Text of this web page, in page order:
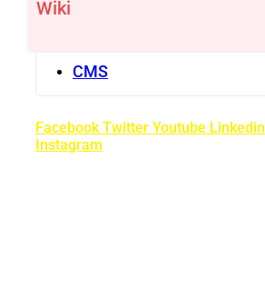
Wiki
CMS
Facebook Twitter Youtube Linkedin
Instagram